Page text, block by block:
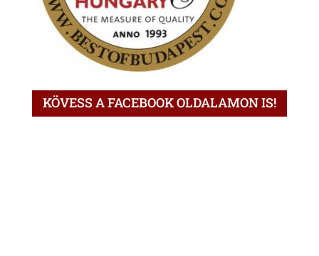
KÖVESS A FACEBOOK OLDALAMON IS!